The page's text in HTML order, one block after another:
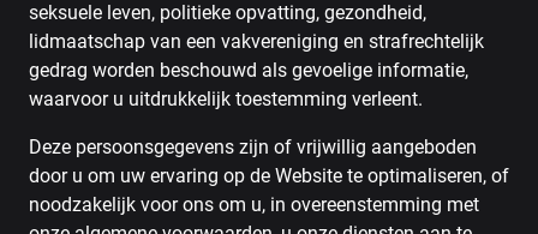
seksuele leven, politieke opvatting, gezondheid,
lidmaatschap van een vakvereniging en strafrechtelijk
gedrag worden beschouwd als gevoelige informatie,
waarvoor u uitdrukkelijk toestemming verleent.
Deze persoonsgegevens zijn of vrijwillig aangeboden
door u om uw ervaring op de Website te optimaliseren, of
noodzakelijk voor ons om u, in overeenstemming met